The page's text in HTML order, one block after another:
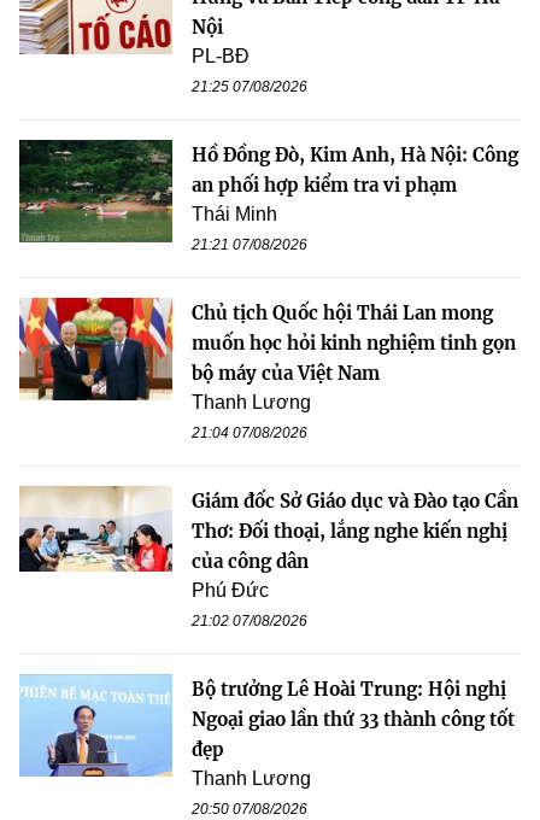
Nội
PL-BĐ
21:25 07/08/2026
Hồ Đồng Đò, Kim Anh, Hà Nội: Công
an phối hợp kiểm tra vi phạm
Thái Minh
21:21 07/08/2026
Chủ tịch Quốc hội Thái Lan mong
muốn học hỏi kinh nghiệm tinh gọn
bộ máy của Việt Nam
Thanh Lương
21:04 07/08/2026
Giám đốc Sở Giáo dục và Đào tạo Cần
Thơ: Đối thoại, lắng nghe kiến nghị
của công dân
Phú Đức
21:02 07/08/2026
Bộ trưởng Lê Hoài Trung: Hội nghị
Ngoại giao lần thứ 33 thành công tốt
đẹp
Thanh Lương
20:50 07/08/2026